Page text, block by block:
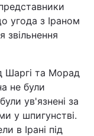
угода з Іраном
Шаргі та Морад
не були
ув'язнені за
у шпигунстві.
в Ірані під